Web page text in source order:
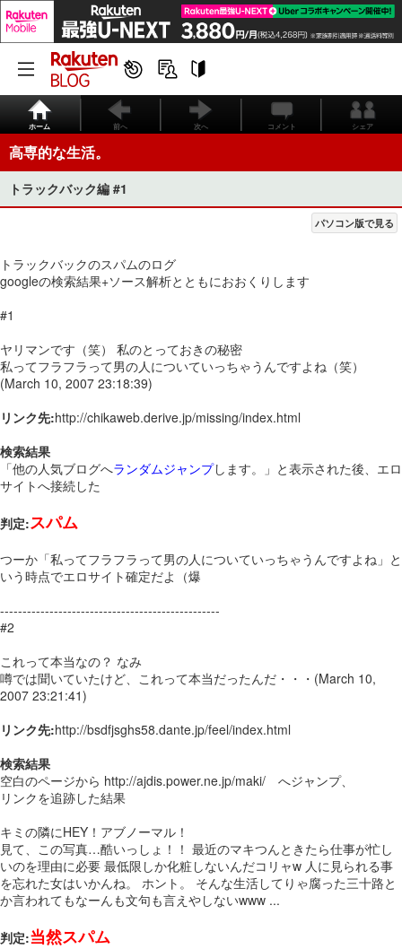
ホーム 前へ 次へ コメント シェア
高専的な生活。
トラックバック編 #1
パソコン版で見る
トラックバックのスパムのログ
googleの検索結果+ソース解析とともにおおくりします
#1
ヤリマンです（笑） 私のとっておきの秘密
私ってフラフラって男の人についていっちゃうんですよね（笑）
(March 10, 2007 23:18:39)
リンク先:http://chikaweb.derive.jp/missing/index.html
検索結果
「他の人気ブログへランダムジャンプします。」と表示された後、エロ
サイトへ接続した
判定:スパム
つーか「私ってフラフラって男の人についていっちゃうんですよね」と
いう時点でエロサイト確定だよ（爆
-------------------------------------------------
#2
これって本当なの？ なみ
噂では聞いていたけど、これって本当だったんだ・・・(March 10,
2007 23:21:41)
リンク先:http://bsdfjsghs58.dante.jp/feel/index.html
検索結果
空白のページから http://ajdis.power.ne.jp/maki/ へジャンプ、
リンクを追跡した結果
キミの隣にHEY！アブノーマル！
見て、この写真…酷いっしょ！！ 最近のマキつんときたら仕事が忙し
いのを理由に必要 最低限しか化粧しないんだコリャw 人に見られる事
を忘れた女はいかんね。 ホント。 そんな生活してりゃ腐った三十路と
か言われてもなーんも文句も言えやしないwww ...
判定:当然スパム